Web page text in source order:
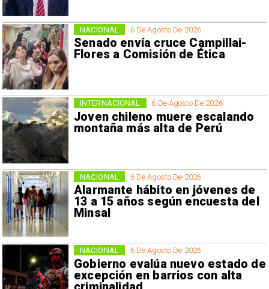
6 De Agosto De 2026
Senado envía cruce Campillai-
Flores a Comisión de Ética
NACIONAL
6 De Agosto De 2026
Joven chileno muere escalando
montaña más alta de Perú
INTERNACIONAL
6 De Agosto De 2026
Alarmante hábito en jóvenes de
13 a 15 años según encuesta del
Minsal
NACIONAL
6 De Agosto De 2026
Gobierno evalúa nuevo estado de
excepción en barrios con alta
NACIONAL